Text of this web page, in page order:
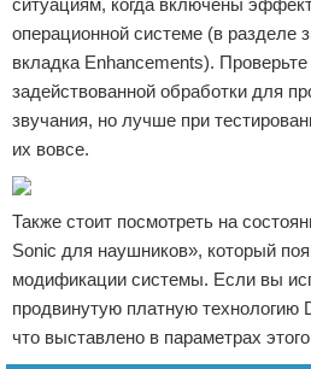
ситуациям, когда включены
операционной системе (в разделе
вкладка Enhancements).
задействованной обработки для
звучания, но лучше при
их вовсе.
Также стоит посмотреть на
Sonic для наушников», который
модификации системы. Если вы
продвинутую платную технологию
что выставлено в параметрах